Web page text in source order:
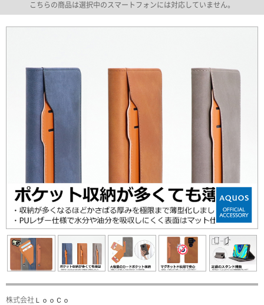
こちらの商品は選択中のスマートフォンには対応していません。
株式会社ＬｏｏＣｏ